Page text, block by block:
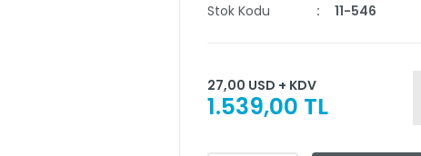
Stok Kodu
11-546
27,00 USD + KDV
1.539,00 TL